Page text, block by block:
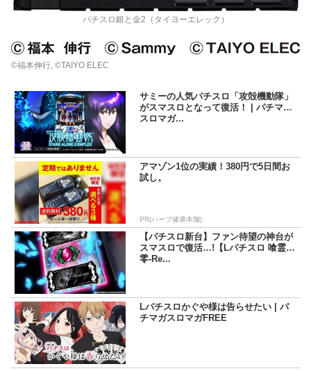
パチスロ銀と金2（タイヨーエレック）
©福本伸行, ©TAIYO ELEC
サミーの人気パチスロ「攻殻機動隊」
がスマスロとなって復活！ | パチマガ
スロマガ...
アマゾン1位の実績！380円で5日間お
試し。
PR(ハーブ健康本舗)
【パチスロ新台】ファン待望の神台が
スマスロで復活…!【Lパチスロ 喰霊-
零-Re...
Lパチスロかぐや様は告らせたい | パ
チマガスロマガFREE